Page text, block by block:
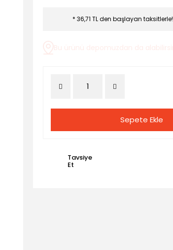
* 36,71 TL den başlayan taksitlerle!
Sepete Ekle
Tavsiye
Et